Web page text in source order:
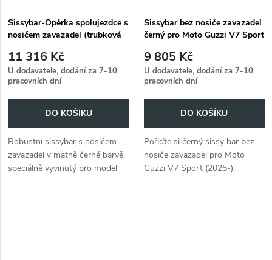
Sissybar-Opěrka spolujezdce s
nosičem zavazadel (trubková
V7 Sport (2025-)
11 316 Kč
U dodavatele, dodání za 7-10
pracovních dní
DO KOŠÍKU
Robustní sissybar s nosičem
zavazadel v matně černé barvě,
speciálně vyvinutý pro model
Sissybar bez nosiče zavazadel
černý pro Moto Guzzi V7 Sport
9 805 Kč
U dodavatele, dodání za 7-10
pracovních dní
DO KOŠÍKU
Pořiďte si černý sissy bar bez
nosiče zavazadel pro Moto
Guzzi V7 Sport (2025-).